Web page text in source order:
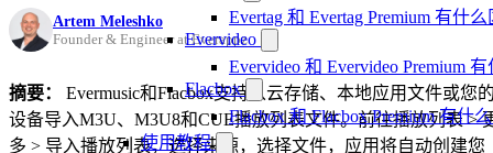
Evertag 和 Evertag Premium 有什
Evervideo
Evervideo 和 Evervideo Premium
Flacbox
Flacbox 和 Flacbox Premium 有什
使用教程
Artem Meleshko
Founder & Engineer at Everappz
摘要：
Evermusic和Flacbox支持从云存储、本地应用文件或您
设备导入M3U、M3U8和CUE播放列表文件。前往播放列表 >
多 > 导入播放列表，选择来源，选择文件，应用将自动创建您